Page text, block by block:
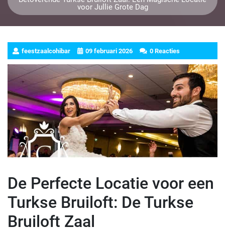
voor Jullie Grote Dag
feestzaalcohibar 09 februari 2026 0 Reacties
De Perfecte Locatie voor een
Turkse Bruiloft: De Turkse
Bruiloft Zaal